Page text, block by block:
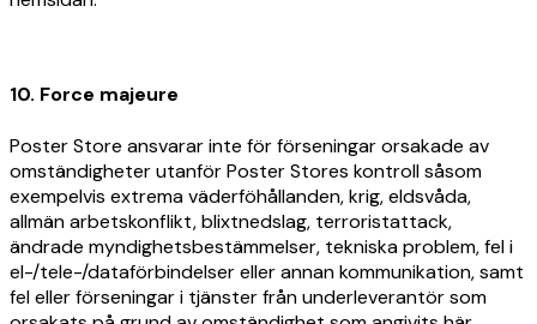
10. Force majeure
Poster Store ansvarar inte för förseningar orsakade av
omständigheter utanför Poster Stores kontroll såsom
exempelvis extrema väderföhållanden, krig, eldsvåda,
allmän arbetskonflikt, blixtnedslag, terroristattack,
ändrade myndighetsbestämmelser, tekniska problem, fel i
el-/tele-/dataförbindelser eller annan kommunikation, samt
fel eller förseningar i tjänster från underleverantör som